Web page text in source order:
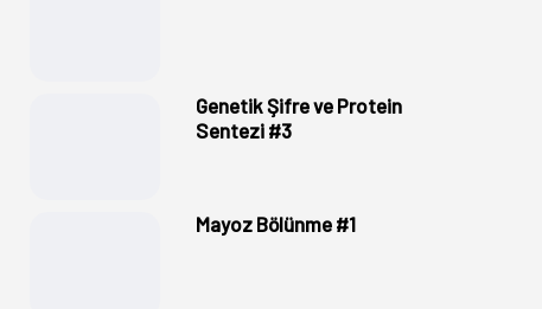
Genetik Şifre ve Protein
Sentezi #3
Mayoz Bölünme #1